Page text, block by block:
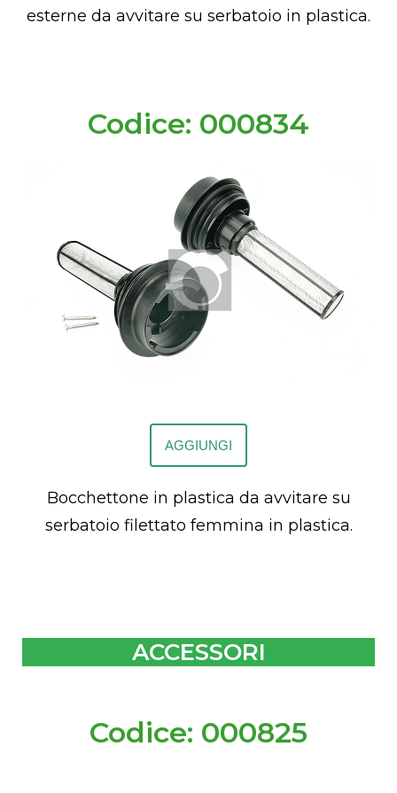
esterne da avvitare su serbatoio in plastica.
Codice: 000834
AGGIUNGI
Bocchettone in plastica da avvitare su
serbatoio filettato femmina in plastica.
ACCESSORI
Codice: 000825